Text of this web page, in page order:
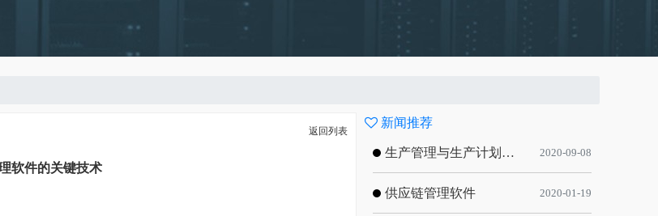
返回列表
软件的关键技术
新闻推荐
生产管理与生产计划的目标 2020-09-08
供应链管理软件 2020-01-19